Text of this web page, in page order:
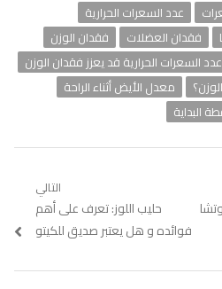
عدد السعرات الحرارية
فقدان العضلات
فقدان الوزن
السعرات الحرارية قد يعزز فقدان الوزن
معدل الأيض أثناء الراحة
البداية
التالي
Next
post:
حليب اللوز: تعرف على أهم
فوائده و هل يعتبر صديق للكيتو